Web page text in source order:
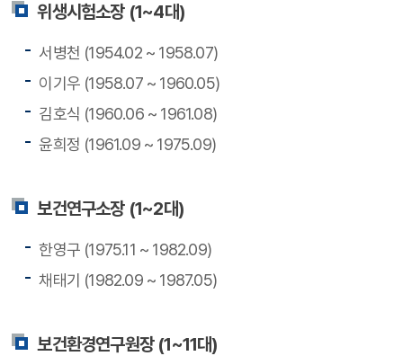
위생시험소장 (1~4대)
서병천 (1954.02 ~ 1958.07)
이기우 (1958.07 ~ 1960.05)
김호식 (1960.06 ~ 1961.08)
윤희정 (1961.09 ~ 1975.09)
보건연구소장 (1~2대)
한영구 (1975.11 ~ 1982.09)
채태기 (1982.09 ~ 1987.05)
보건환경연구원장 (1~11대)